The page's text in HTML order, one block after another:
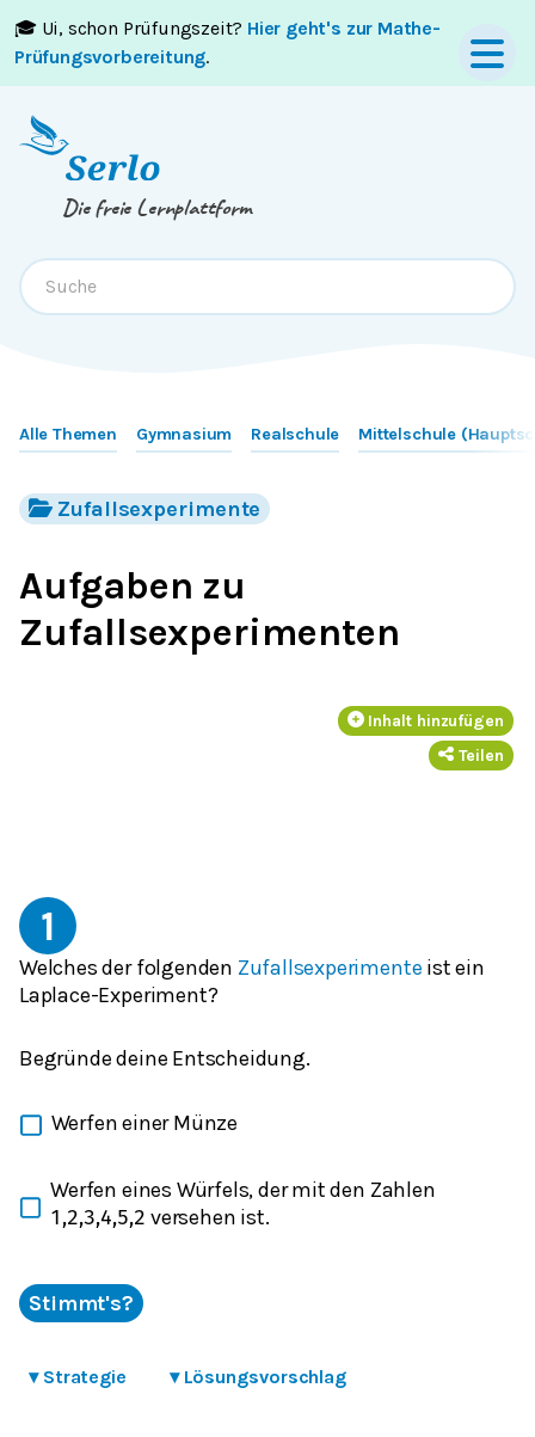
🎓 Ui, schon Prüfungszeit? Hier geht's zur Mathe-
Prüfungsvorbereitung.
Springe zumInhaltoderFooter
Die freie Lernplattform
Alle Themen Gymnasium Realschule Mittelschule
Zufallsexperimente
Aufgaben zu
Zufallsexperimenten
Inhalt hinzufügen
Teilen
1
Welches der folgenden Zufallsexperimente ist ein
Laplace-Experiment?
Begründe deine Entscheidung.
Werfen einer Münze
Werfen eines Würfels, der mit den Zahlen
1,2,3,4,5,2 versehen ist.
Stimmt's?
▾ Strategie ▾ Lösungsvorschlag